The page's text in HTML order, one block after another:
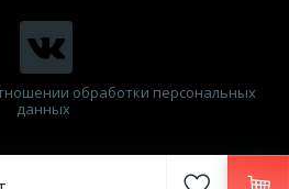
обработки персональных
данных